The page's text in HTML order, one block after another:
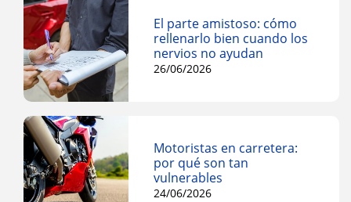
El parte amistoso: cómo
rellenarlo bien cuando los
nervios no ayudan
26/06/2026
Motoristas en carretera:
por qué son tan
vulnerables
24/06/2026